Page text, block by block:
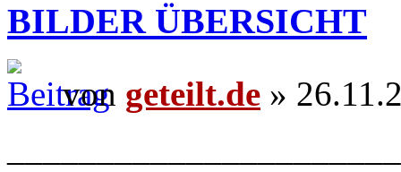
BILDER ÜBERSICHT
von geteilt.de »